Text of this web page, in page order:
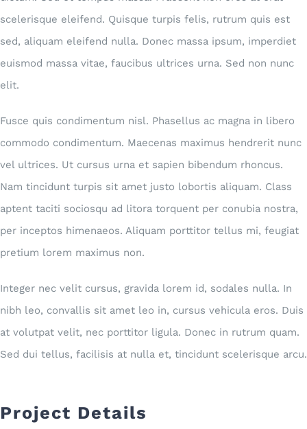
scelerisque eleifend. Quisque turpis felis, rutrum quis est
sed, aliquam eleifend nulla. Donec massa ipsum, imperdiet
euismod massa vitae, faucibus ultrices urna. Sed non nunc
elit.
Fusce quis condimentum nisl. Phasellus ac magna in libero
commodo condimentum. Maecenas maximus hendrerit nunc
vel ultrices. Ut cursus urna et sapien bibendum rhoncus.
Nam tincidunt turpis sit amet justo lobortis aliquam. Class
aptent taciti sociosqu ad litora torquent per conubia nostra,
per inceptos himenaeos. Aliquam porttitor tellus mi, feugiat
pretium lorem maximus non.
Integer nec velit cursus, gravida lorem id, sodales nulla. In
nibh leo, convallis sit amet leo in, cursus vehicula eros. Duis
at volutpat velit, nec porttitor ligula. Donec in rutrum quam.
Sed dui tellus, facilisis at nulla et, tincidunt scelerisque arcu.
Project Details